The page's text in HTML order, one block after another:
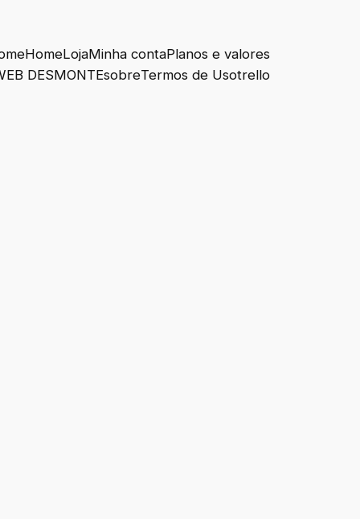
HomeLojaMinha contaPlanos e valores
DESMONTEsobreTermos de Usotrello